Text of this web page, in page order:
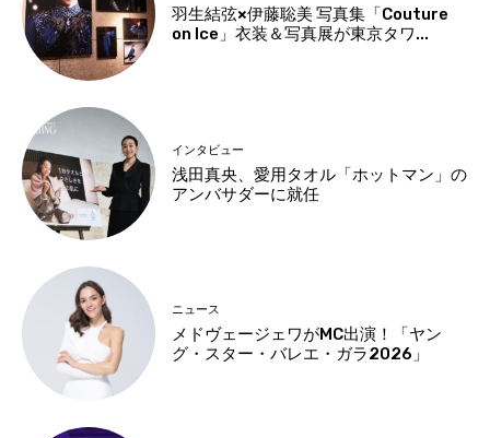
羽生結弦×伊藤聡美 写真集「Couture
on Ice」衣装＆写真展が東京タワ...
インタビュー
浅田真央、愛用タオル「ホットマン」の
アンバサダーに就任
ニュース
メドヴェージェワがMC出演！「ヤン
グ・スター・バレエ・ガラ2026」